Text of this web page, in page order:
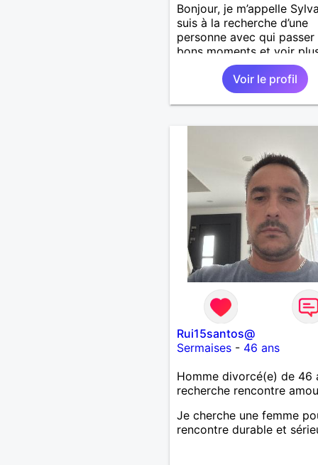
Bonjour, je m’appelle
suis à la recherche d’une
personne avec qui passer
bons moments et voir
nous nous correspondons.
J’aime la nature, les
aussi faire la fête de
temps ;-)Je suis papa
J’aime à peu près tous les
de musique. (Oui je suis
fan de Jul). Je fais du sport
pour garder la forme et
agréable à regarder.
pense en tout cas 😂)
Voir le profil
Rui15santos@
Sermaises- 46 ans
Homme divorcé(e) de 46
recherche rencontre
Je cherche une femme
rencontre durable et